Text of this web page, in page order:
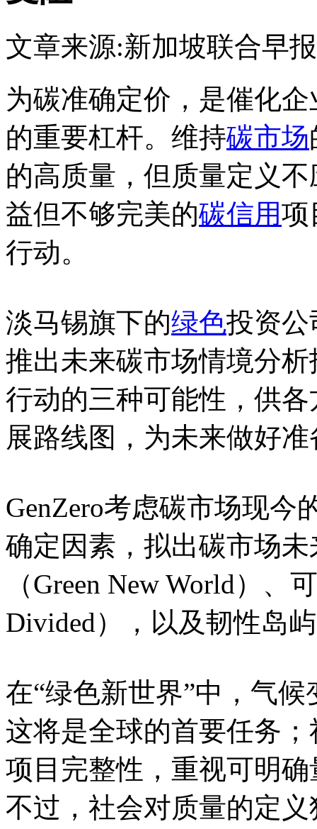
文章来源:新加坡联合早报
为碳准确定价，是催化
的重要杠杆。维持碳市场
的高质量，但质量定义
益但不够完美的碳信用项
行动。
淡马锡旗下的绿色投资公
推出未来碳市场情境分
行动的三种可能性，供
展路线图，为未来做好准
GenZero考虑碳市场现今
确定因素，拟出碳市场
（Green New World）、
Divided），以及韧性岛
在“绿色新世界”中，气
这将是全球的首要任务
项目完整性，重视可明
不过，社会对质量的定